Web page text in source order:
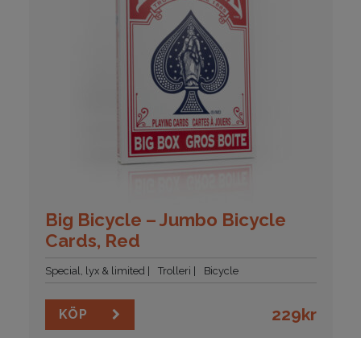
Big Bicycle – Jumbo Bicycle
Cards, Red
Special, lyx & limited Trolleri Bicycle
KÖP 229kr